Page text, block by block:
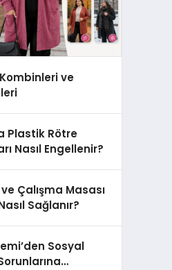
ve
Plastik Rötre
Nasıl Engellenir?
Çalışma Masası
Sağlanır?
Sosyal